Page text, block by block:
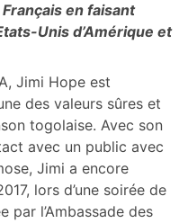
en faisant
Unis d’Amérique et
Jimi Hope est
des valeurs sûres et
togolaise. Avec son
avec un public avec
Jimi a encore
lors d’une soirée de
par l’Ambassade des